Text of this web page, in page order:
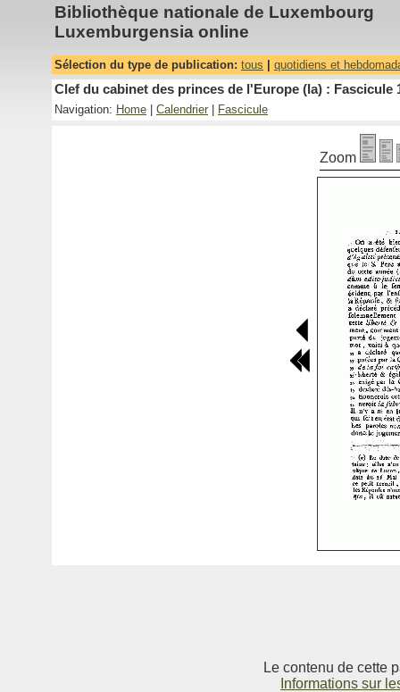
Bibliothèque nationale de Luxembourg
Luxemburgensia online
Sélection du type de publication: tous quotidiens et
Clef du cabinet des princes de l'Europe (la) : Fascicule
Navigation: Home Calendrier Fascicule
Zoom
Le contenu de cette
Informations sur